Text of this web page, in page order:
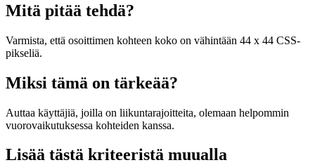
Mitä pitää tehdä?
Varmista, että osoittimen kohteen koko on vähintään 44 x 44 CSS-
pikseliä.
Miksi tämä on tärkeää?
Auttaa käyttäjiä, joilla on liikuntarajoitteita, olemaan helpommin
vuorovaikutuksessa kohteiden kanssa.
Lisää tästä kriteeristä muualla